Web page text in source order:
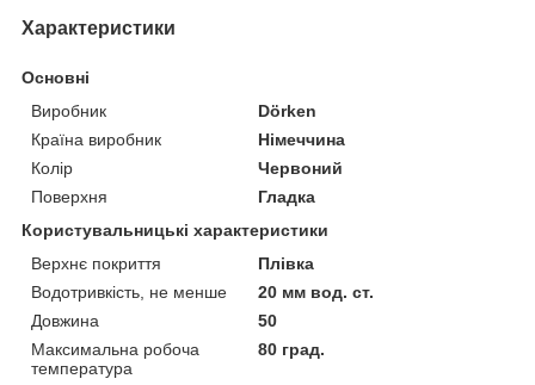
Характеристики
Основні
Виробник
Dörken
Країна виробник
Німеччина
Колір
Червоний
Поверхня
Гладка
Користувальницькі характеристики
Верхнє покриття
Плівка
Водотривкість, не менше
20 мм вод. ст.
Довжина
50
Максимальна робоча
температура
80 град.